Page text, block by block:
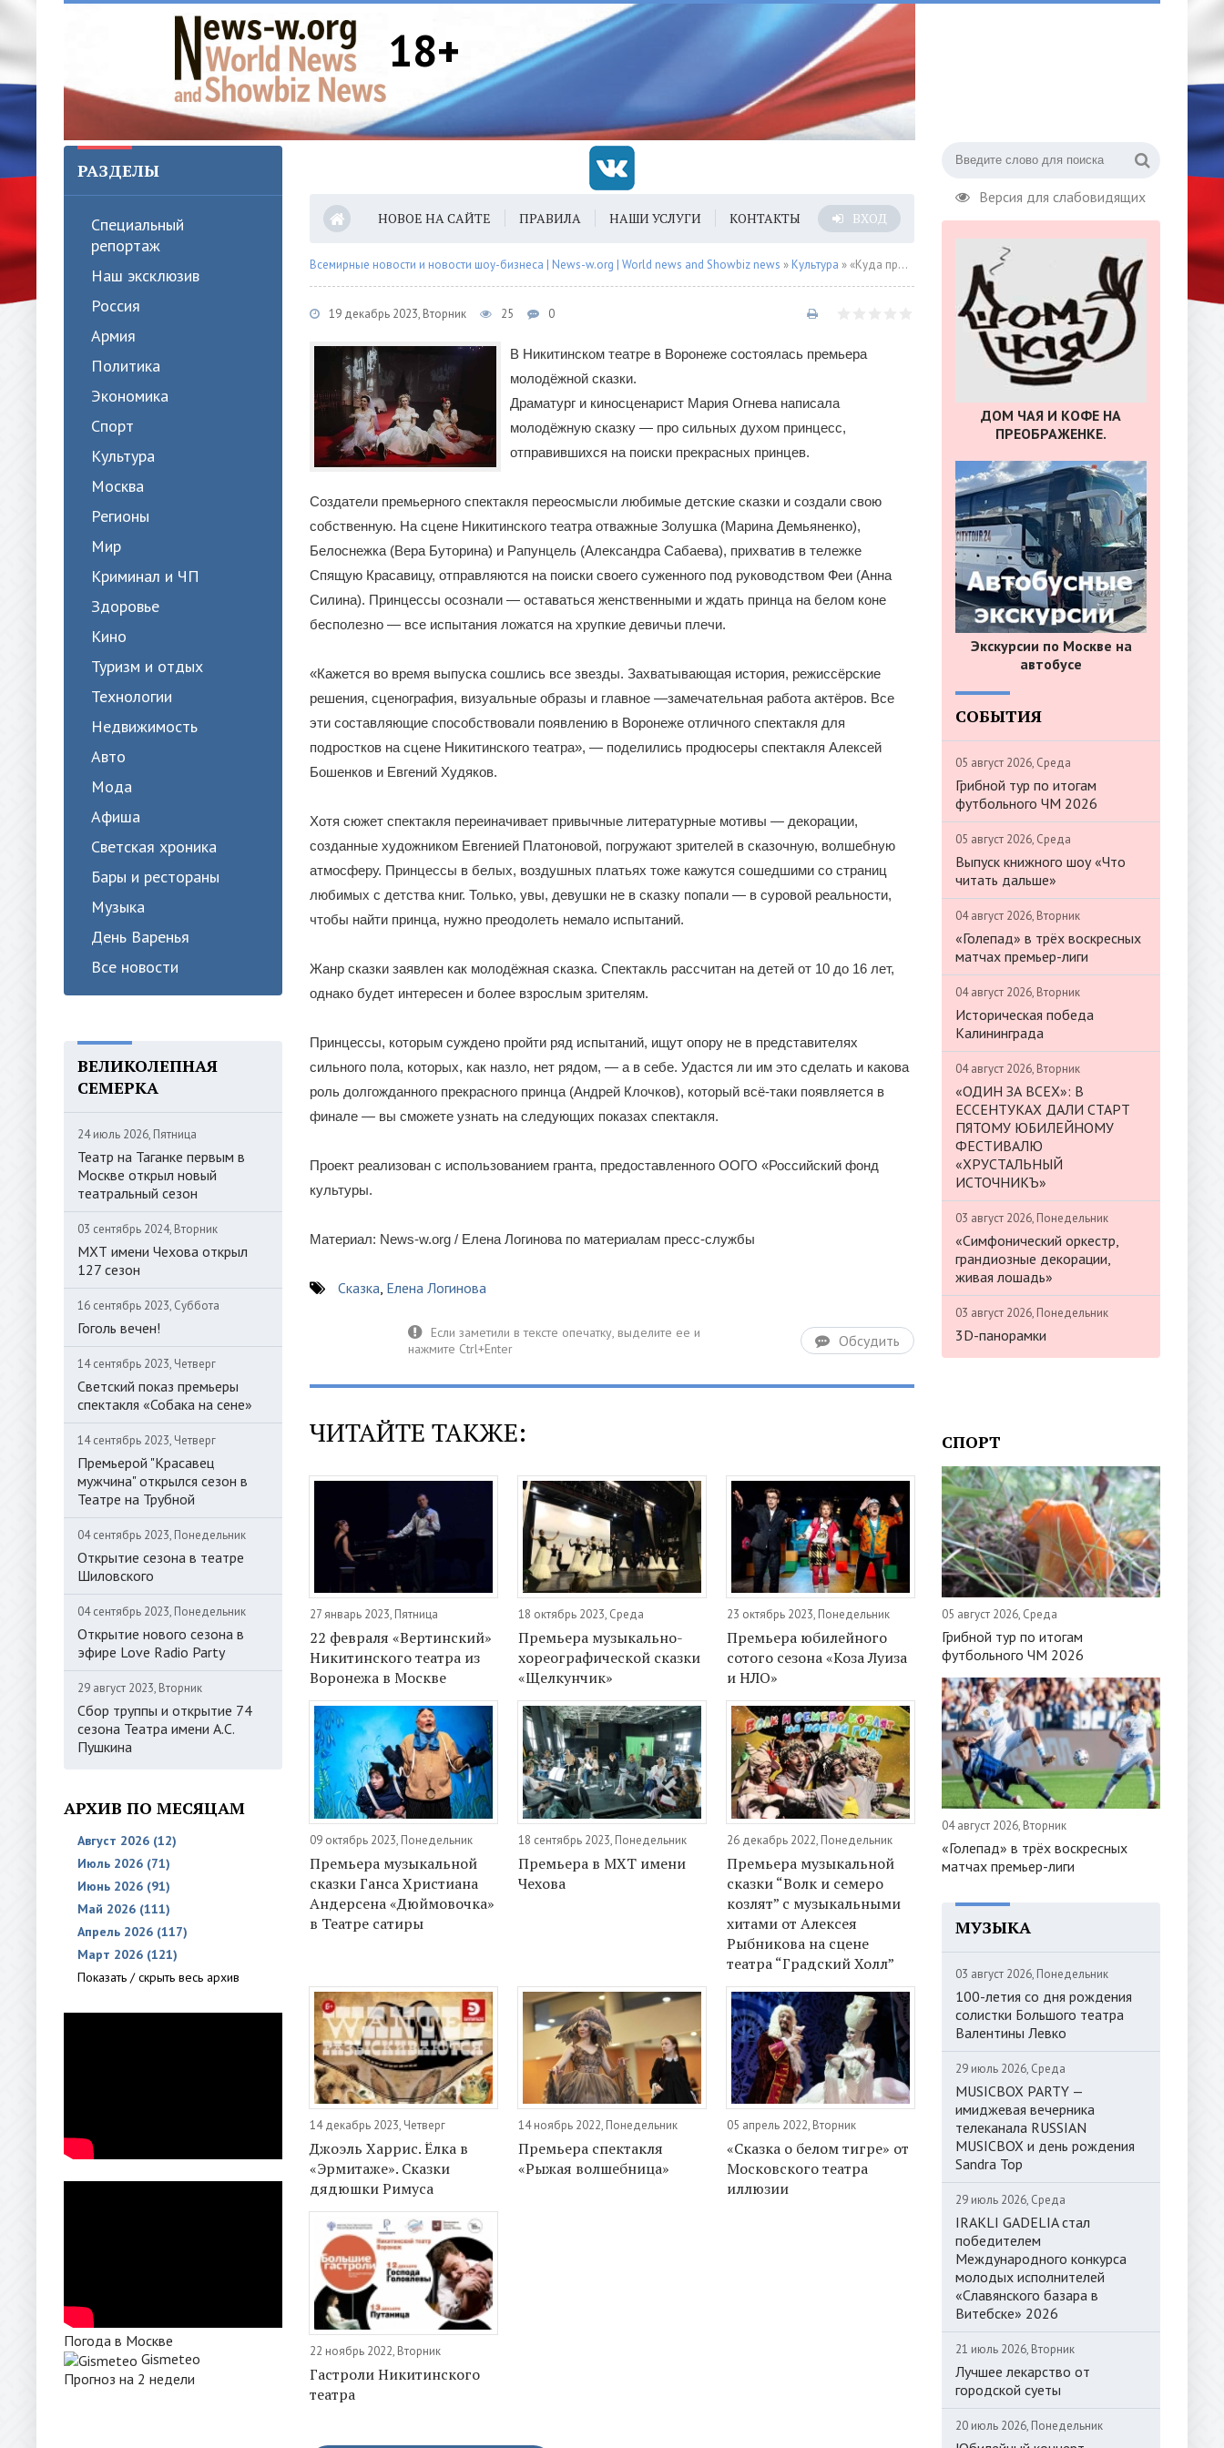
18+
Версия для слабовидящих
РАЗДЕЛЫ
Специальный
репортаж
Наш эксклюзив
Россия
Армия
Политика
Экономика
Спорт
Культура
Москва
Регионы
Мир
Криминал и ЧП
Здоровье
Кино
Туризм и отдых
Технологии
Недвижимость
Авто
Мода
Афиша
Светская хроника
Бары и рестораны
Музыка
День Варенья
Все новости
ВЕЛИКОЛЕПНАЯ
СЕМЕРКА
24 июль 2026, Пятница
Театр на Таганке первым в
Москве открыл новый
театральный сезон
03 сентябрь 2024, Вторник
МХТ имени Чехова открыл
127 сезон
16 сентябрь 2023, Суббота
Гоголь вечен!
14 сентябрь 2023, Четверг
Светский показ премьеры
спектакля «Собака на сене»
14 сентябрь 2023, Четверг
Премьерой "Красавец
мужчина" открылся сезон в
Театре на Трубной
04 сентябрь 2023, Понедельник
Открытие сезона в театре
Шиловского
04 сентябрь 2023, Понедельник
Открытие нового сезона в
эфире Love Radio Party
29 август 2023, Вторник
Сбор труппы и открытие 74
сезона Театра имени А.С.
Пушкина
АРХИВ ПО МЕСЯЦАМ
Август 2026 (12)
Июль 2026 (71)
Июнь 2026 (91)
Май 2026 (111)
Апрель 2026 (117)
Март 2026 (121)
Показать / скрыть весь архив
Погода в Москве
Gismeteo
Прогноз на 2 недели
НОВОЕ НА САЙТЕ ПРАВИЛА НАШИ УСЛУГИ КОНТАКТЫ ВХОД
Всемирные новости и новости шоу-бизнеса | News-w.org | World news and Showbiz news » Культура » «Куда пропал прекрасный принц?»
19 декабрь 2023, Вторник 25 0
В Никитинском театре в Воронеже состоялась премьера
молодёжной сказки.
Драматург и киносценарист Мария Огнева написала
молодёжную сказку — про сильных духом принцесс,
отправившихся на поиски прекрасных принцев.
Создатели премьерного спектакля переосмысли любимые детские сказки и создали свою
собственную. На сцене Никитинского театра отважные Золушка (Марина Демьяненко),
Белоснежка (Вера Буторина) и Рапунцель (Александра Сабаева), прихватив в тележке
Спящую Красавицу, отправляются на поиски своего суженного под руководством Феи (Анна
Силина). Принцессы осознали — оставаться женственными и ждать принца на белом коне
бесполезно — все испытания ложатся на хрупкие девичьи плечи.
«Кажется во время выпуска сошлись все звезды. Захватывающая история, режиссёрские
решения, сценография, визуальные образы и главное —замечательная работа актёров. Все
эти составляющие способствовали появлению в Воронеже отличного спектакля для
подростков на сцене Никитинского театра», — поделились продюсеры спектакля Алексей
Бошенков и Евгений Худяков.
Хотя сюжет спектакля переиначивает привычные литературные мотивы — декорации,
созданные художником Евгенией Платоновой, погружают зрителей в сказочную, волшебную
атмосферу. Принцессы в белых, воздушных платьях тоже кажутся сошедшими со страниц
любимых с детства книг. Только, увы, девушки не в сказку попали — в суровой реальности,
чтобы найти принца, нужно преодолеть немало испытаний.
Жанр сказки заявлен как молодёжная сказка. Спектакль рассчитан на детей от 10 до 16 лет,
однако будет интересен и более взрослым зрителям.
Принцессы, которым суждено пройти ряд испытаний, ищут опору не в представителях
сильного пола, которых, как назло, нет рядом, — а в себе. Удастся ли им это сделать и какова
роль долгожданного прекрасного принца (Андрей Клочков), который всё-таки появляется в
финале — вы сможете узнать на следующих показах спектакля.
Проект реализован с использованием гранта, предоставленного ООГО «Российский фонд
культуры.
Материал: News-w.org / Елена Логинова по материалам пресс-службы
Сказка, Елена Логинова
Обсудить
ЧИТАЙТЕ ТАКЖЕ:
27 январь 2023, Пятница
22 февраля «Вертинский»
Никитинского театра из
Воронежа в Москве
18 октябрь 2023, Среда
Премьера музыкально-
хореографической сказки
«Щелкунчик»
23 октябрь 2023, Понедельник
Премьера юбилейного
сотого сезона «Коза Луиза
и НЛО»
09 октябрь 2023, Понедельник
Премьера музыкальной
сказки Ганса Христиана
Андерсена «Дюймовочка»
в Театре сатиры
18 сентябрь 2023, Понедельник
Премьера в МХТ имени
Чехова
26 декабрь 2022, Понедельник
Премьера музыкальной
сказки “Волк и семеро
козлят” с музыкальными
хитами от Алексея
Рыбникова на сцене
театра “Градский Холл”
14 декабрь 2023, Четверг
Джоэль Харрис. Ёлка в
«Эрмитаже». Сказки
дядюшки Римуса
14 ноябрь 2022, Понедельник
Премьера спектакля
«Рыжая волшебница»
05 апрель 2022, Вторник
«Сказка о белом тигре» от
Московского театра
иллюзии
22 ноябрь 2022, Вторник
Гастроли Никитинского
театра
ДОМ ЧАЯ И КОФЕ НА
ПРЕОБРАЖЕНКЕ.
Экскурсии по Москве на
автобусе
СОБЫТИЯ
05 август 2026, Среда
Грибной тур по итогам
футбольного ЧМ 2026
05 август 2026, Среда
Выпуск книжного шоу «Что
читать дальше»
04 август 2026, Вторник
«Голепад» в трёх воскресных
матчах премьер-лиги
04 август 2026, Вторник
Историческая победа
Калининграда
04 август 2026, Вторник
«ОДИН ЗА ВСЕХ»: В
ЕССЕНТУКАХ ДАЛИ СТАРТ
ПЯТОМУ ЮБИЛЕЙНОМУ
ФЕСТИВАЛЮ
«ХРУСТАЛЬНЫЙ
ИСТОЧНИКЪ»
03 август 2026, Понедельник
«Симфонический оркестр,
грандиозные декорации,
живая лошадь»
03 август 2026, Понедельник
3D-панорамки
СПОРТ
05 август 2026, Среда
Грибной тур по итогам
футбольного ЧМ 2026
04 август 2026, Вторник
«Голепад» в трёх воскресных
матчах премьер-лиги
МУЗЫКА
03 август 2026, Понедельник
100-летия со дня рождения
солистки Большого театра
Валентины Левко
29 июль 2026, Среда
MUSICBOX PARTY —
имиджевая вечерника
телеканала RUSSIAN
MUSICBOX и день рождения
Sandra Top
29 июль 2026, Среда
IRAKLI GADELIA стал
победителем
Международного конкурса
молодых исполнителей
«Славянского базара в
Витебске» 2026
21 июль 2026, Вторник
Лучшее лекарство от
городской суеты
20 июль 2026, Понедельник